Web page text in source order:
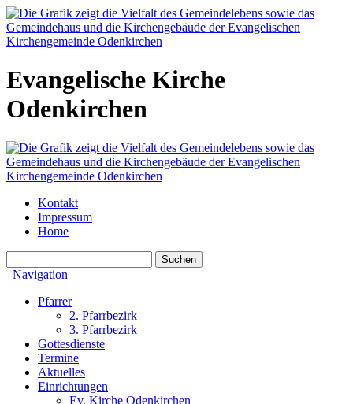
Evangelische Kirche
Odenkirchen
Kontakt
Impressum
Home
Navigation
Pfarrer
2. Pfarrbezirk
3. Pfarrbezirk
Gottesdienste
Termine
Aktuelles
Einrichtungen
Ev. Kirche Odenkirchen